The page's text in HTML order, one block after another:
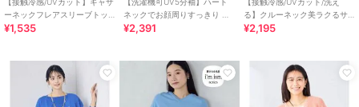
ーネックフレアスリーブトッ
プス
¥1,535
ネックでお顔周りすっきり バ
イカラーニット
¥2,391
る】クルーネック美ラクるサ
マーカーディガン
¥2,195